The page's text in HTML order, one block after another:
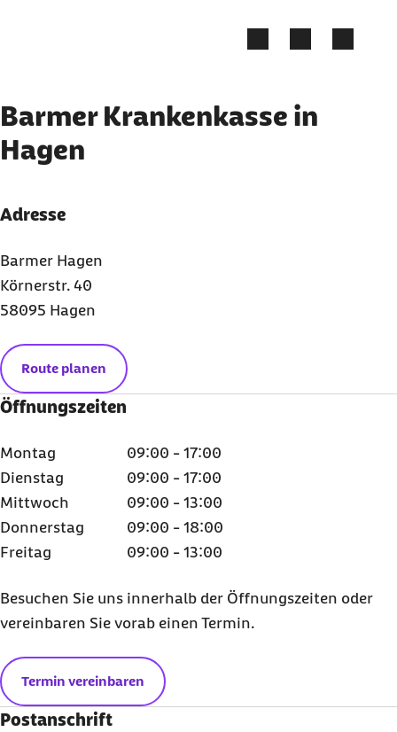
Barmer Krankenkasse in
Hagen
Adresse
Barmer Hagen
Körnerstr. 40
58095 Hagen
Route planen
Öffnungszeiten
Montag
09:00 - 17:00
Dienstag
09:00 - 17:00
Mittwoch
09:00 - 13:00
Donnerstag
09:00 - 18:00
Freitag
09:00 - 13:00
Besuchen Sie uns innerhalb der Öffnungszeiten oder
vereinbaren Sie vorab einen Termin.
Termin vereinbaren
Postanschrift